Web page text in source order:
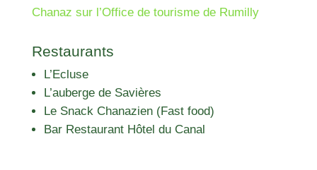
Chanaz sur l’Office de tourisme de Rumilly
Restaurants
L’Ecluse
L’auberge de Savières
Le Snack Chanazien (Fast food)
Bar Restaurant Hôtel du Canal